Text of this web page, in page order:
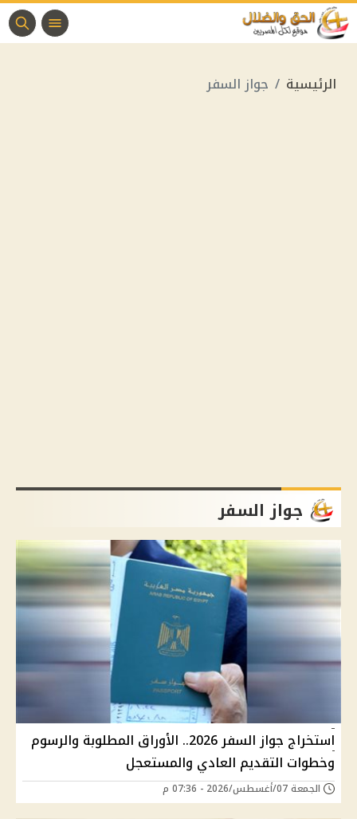
الرئيسية جواز السفر
جواز السفر
استخراج جواز السفر 2026.. الأوراق المطلوبة والرسوم
وخطوات التقديم العادي والمستعجل
الجمعة 07/أغسطس/2026 - 07:36 م